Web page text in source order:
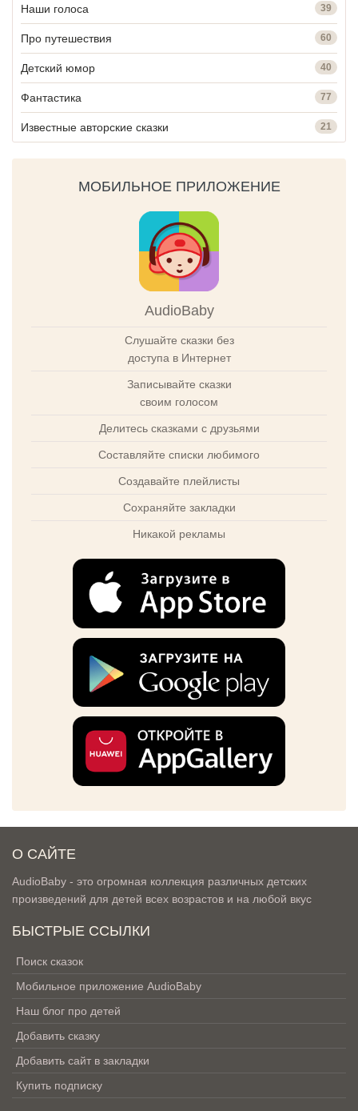
Наши голоса 39
Про путешествия 60
Детский юмор 40
Фантастика 77
Известные авторские сказки 21
МОБИЛЬНОЕ ПРИЛОЖЕНИЕ
AudioBaby
Слушайте сказки без
доступа в Интернет
Записывайте сказки
своим голосом
Делитесь сказками с друзьями
Составляйте списки любимого
Создавайте плейлисты
Сохраняйте закладки
Никакой рекламы
О САЙТЕ
AudioBaby - это огромная коллекция различных детских
произведений для детей всех возрастов и на любой вкус
БЫСТРЫЕ ССЫЛКИ
Поиск сказок
Мобильное приложение AudioBaby
Наш блог про детей
Добавить сказку
Добавить сайт в закладки
Купить подписку